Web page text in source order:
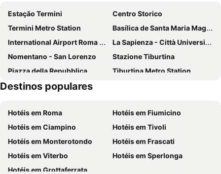
Estação Termini
Centro Storico
Termini Metro Station
Basílica de Santa Maria Maggiore
International Airport Roma Ciampino
La Sapienza - Città Universitaria
Nomentano - San Lorenzo
Stazione Tiburtina
Piazza della Repubblica
Tiburtina Metro Station
Galleria Borghese
Basílica de Santa Cruz em Jerusalém
Basílica de São João de Latrão
São Pedro em Vincoli
Fashion District Valmontone Outlet
Rainbow Magicland
Borgo Antico
Monastero di Santa Scolastica
Monastero di San Benedetto
Monte Livata
Destinos populares
Hotéis em Roma
Hotéis em Fiumicino
Hotéis em Ciampino
Hotéis em Tivoli
Hotéis em Monterotondo
Hotéis em Frascati
Hotéis em Viterbo
Hotéis em Sperlonga
Hotéis em Grottaferrata